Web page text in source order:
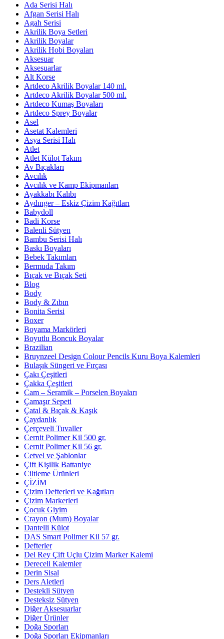
Ada Serisi Halı
Afgan Serisi Halı
Agah Serisi
Akrilik Boya Setleri
Akrilik Boyalar
Akrilik Hobi Boyaları
Aksesuar
Aksesuarlar
Alt Korse
Artdeco Akrilik Boyalar 140 ml.
Artdeco Akrilik Boyalar 500 ml.
Artdeco Kumaş Boyaları
Artdeco Sprey Boyalar
Asel
Asetat Kalemleri
Asya Serisi Halı
Atlet
Atlet Külot Takım
Av Bıçakları
Avcılık
Avcılık ve Kamp Ekipmanları
Ayakkabı Kalıbı
Aydınger – Eskiz Çizim Kağıtları
Babydoll
Badi Korse
Balenli Sütyen
Bambu Serisi Halı
Baskı Boyaları
Bebek Takımları
Bermuda Takım
Bıçak ve Bıçak Seti
Blog
Body
Body & Zıbın
Bonita Serisi
Boxer
Boyama Markörleri
Boyutlu Boncuk Boyalar
Brazilian
Bruynzeel Design Colour Pencils Kuru Boya Kalemleri
Bulaşık Süngeri ve Fırçası
Çakı Çeşitleri
Çakka Çeşitleri
Cam – Seramik – Porselen Boyaları
Çamaşır Sepeti
Çatal & Bıçak & Kaşık
Çaydanlık
Çerçeveli Tuvaller
Cernit Polimer Kil 500 gr.
Cernit Polimer Kil 56 gr.
Cetvel ve Şablonlar
Çift Kişilik Battaniye
Ciltleme Ürünleri
ÇİZİM
Çizim Defterleri ve Kağıtları
Çizim Markerleri
Çocuk Giyim
Crayon (Mum) Boyalar
Dantelli Külot
DAS Smart Polimer Kil 57 gr.
Defterler
Del Rey Çift Uçlu Çizim Marker Kalemi
Dereceli Kalemler
Derin Sisal
Ders Aletleri
Destekli Sütyen
Desteksiz Sütyen
Diğer Aksesuarlar
Diğer Ürünler
Doğa Sporları
Doğa Sporları Ekipmanları